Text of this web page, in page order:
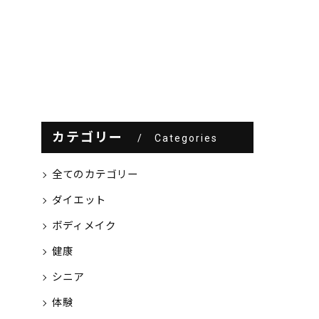
カテゴリー Categories
全てのカテゴリー
ダイエット
ボディメイク
健康
シニア
体験